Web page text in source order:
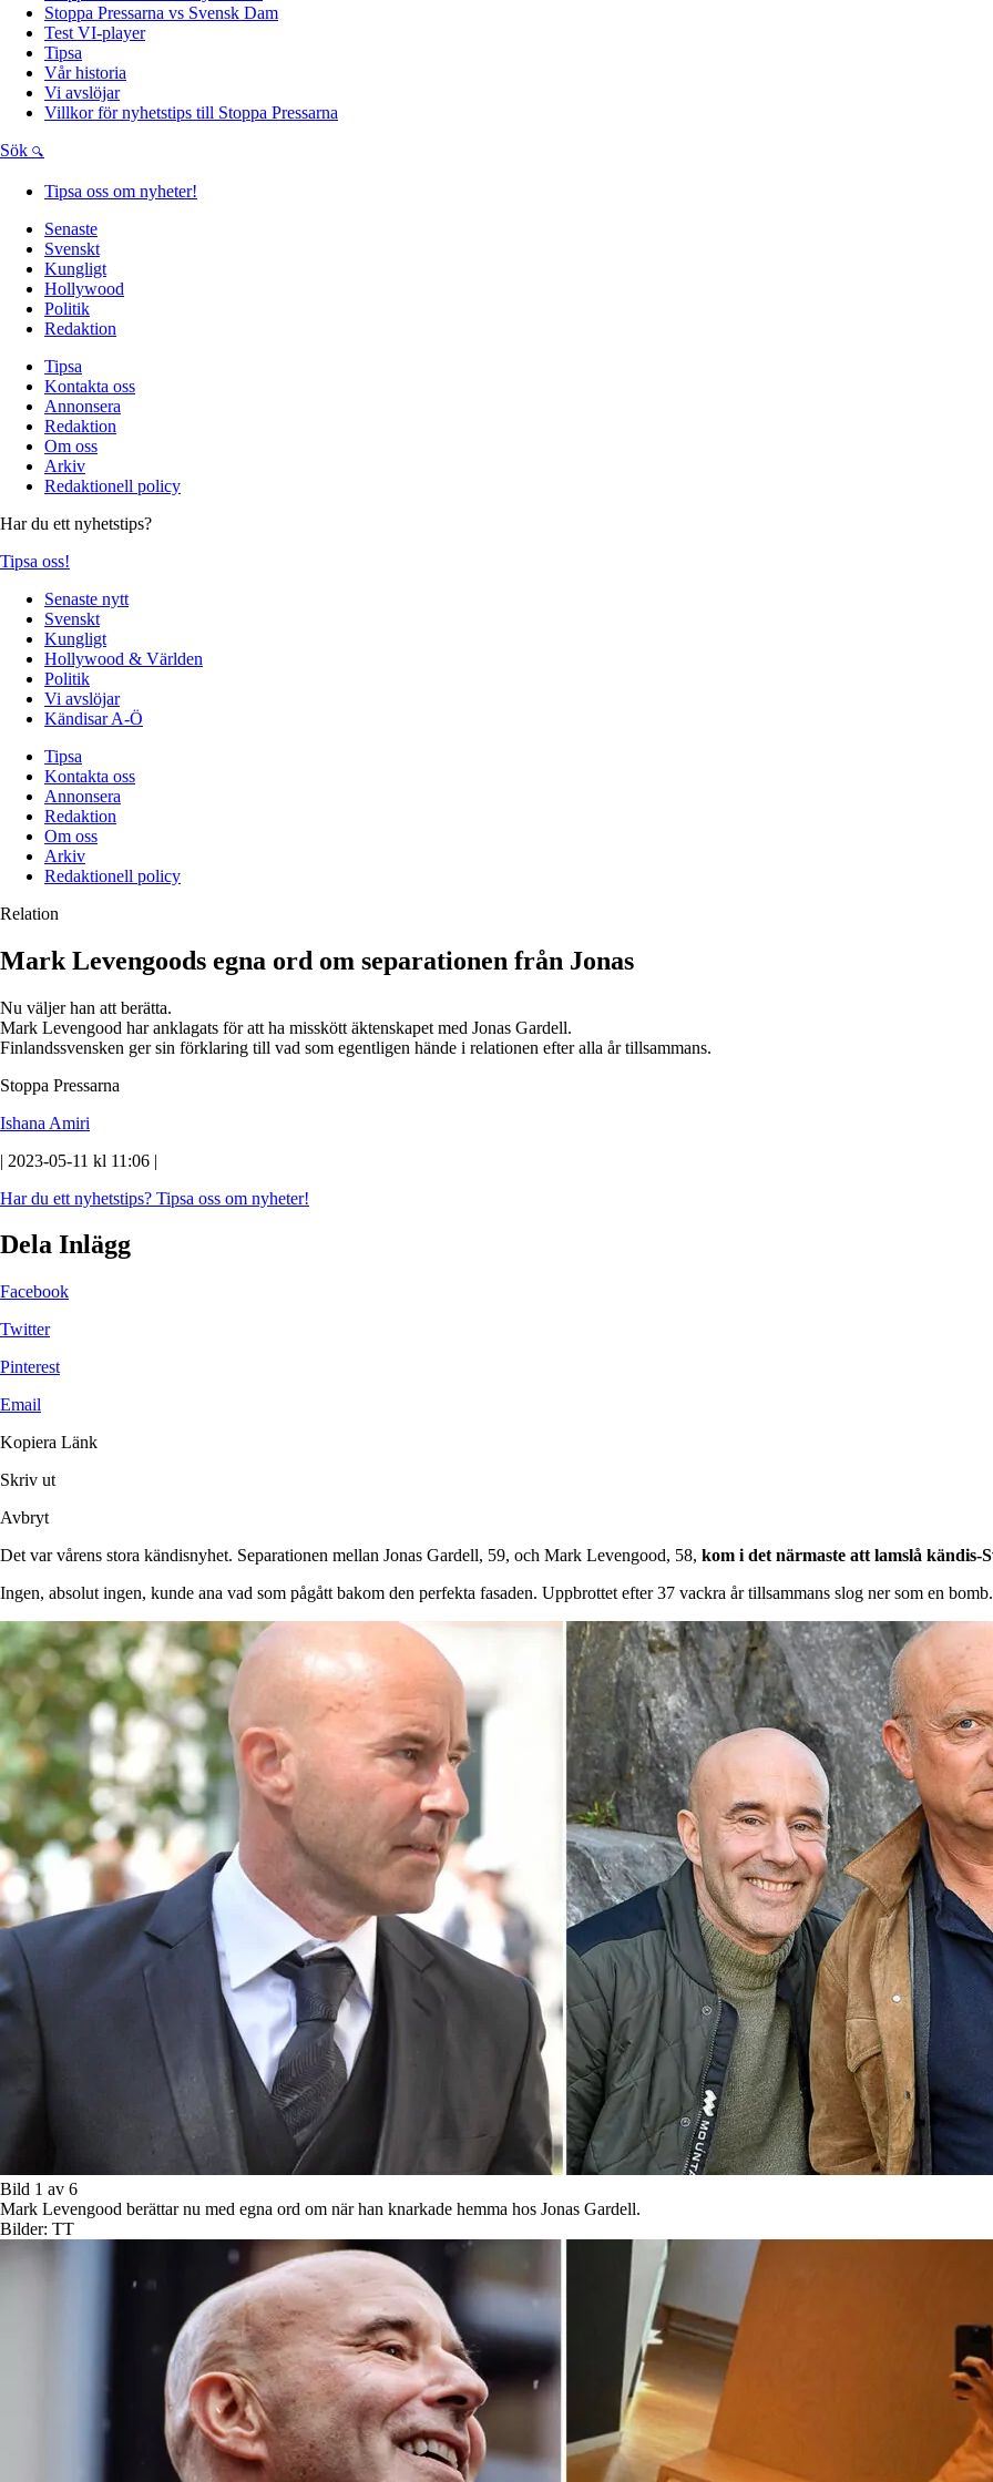
Stoppa Pressarna vs Svensk Dam
Test VI-player
Tipsa
Vår historia
Vi avslöjar
Villkor för nyhetstips till Stoppa Pressarna
Sök
Tipsa oss om nyheter!
Senaste
Svenskt
Kungligt
Hollywood
Politik
Redaktion
Tipsa
Kontakta oss
Annonsera
Redaktion
Om oss
Arkiv
Redaktionell policy
Har du ett nyhetstips?
Tipsa oss!
Senaste nytt
Svenskt
Kungligt
Hollywood & Världen
Politik
Vi avslöjar
Kändisar A-Ö
Tipsa
Kontakta oss
Annonsera
Redaktion
Om oss
Arkiv
Redaktionell policy
Relation
Mark Levengoods egna ord om separationen från Jonas
Nu väljer han att berätta.
Mark Levengood har anklagats för att ha misskött äktenskapet med Jonas Gardell.
Finlandssvensken ger sin förklaring till vad som egentligen hände i relationen efter alla år tillsammans.
Stoppa Pressarna
Ishana Amiri
| 2023-05-11 kl 11:06 |
Har du ett nyhetstips? Tipsa oss om nyheter!
Dela Inlägg
Facebook
Twitter
Pinterest
Email
Kopiera Länk
Skriv ut
Avbryt
Det var vårens stora kändisnyhet. Separationen mellan Jonas Gardell, 59, och Mark Levengood, 58, kom i det närmaste att lamslå kändis-
Ingen, absolut ingen, kunde ana vad som pågått bakom den perfekta fasaden. Uppbrottet efter 37 vackra år tillsammans slog ner som en bomb.
Bild 1 av 6
Mark Levengood berättar nu med egna ord om när han knarkade hemma hos Jonas Gardell.
Bilder: TT